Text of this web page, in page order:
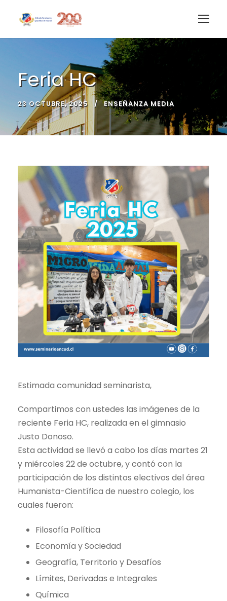
Feria HC
23 OCTUBRE, 2025 ENSEÑANZA MEDIA
Estimada comunidad seminarista,
Compartimos con ustedes las imágenes de la
reciente Feria HC, realizada en el gimnasio
Justo Donoso.
Esta actividad se llevó a cabo los días martes 21
y miércoles 22 de octubre, y contó con la
participación de los distintos electivos del área
Humanista-Científica de nuestro colegio, los
cuales fueron:
Filosofía Política
Economía y Sociedad
Geografía, Territorio y Desafíos
Límites, Derivadas e Integrales
Química